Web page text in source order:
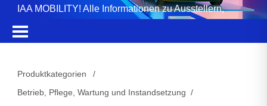
IAA MOBILITY! Alle Informationen zu Ausstellern,
Produktkategorien
Betrieb, Pflege, Wartung und Instandsetzung